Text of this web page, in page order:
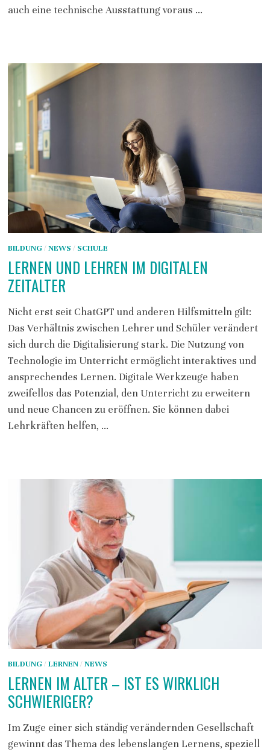
auch eine technische Ausstattung voraus …
BILDUNG/ NEWS / SCHULE
LERNEN UND LEHREN IM DIGITALEN
ZEITALTER
Nicht erst seit ChatGPT und anderen Hilfsmitteln gilt:
Das Verhältnis zwischen Lehrer und Schüler verändert
sich durch die Digitalisierung stark. Die Nutzung von
Technologie im Unterricht ermöglicht interaktives und
ansprechendes Lernen. Digitale Werkzeuge haben
zweifellos das Potenzial, den Unterricht zu erweitern
und neue Chancen zu eröffnen. Sie können dabei
Lehrkräften helfen, …
BILDUNG/ LERNEN/ NEWS
LERNEN IM ALTER – IST ES WIRKLICH
SCHWIERIGER?
Im Zuge einer sich ständig verändernden Gesellschaft
gewinnt das Thema des lebenslangen Lernens, speziell